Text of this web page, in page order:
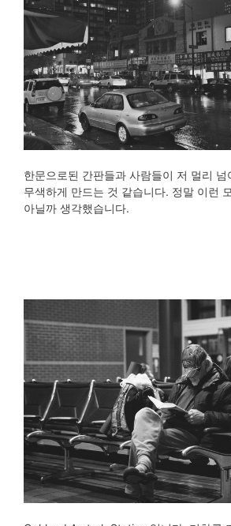
한문으로된 간판들과 사람들이 저 멀리 넘
무색하게 만드는 것 같습니다. 정말 이런
아닐까 생각했습니다.